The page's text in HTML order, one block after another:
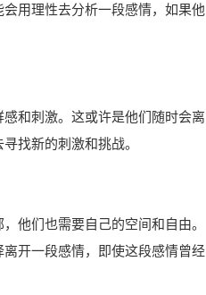
用理性去分析一段感情，如果他
和刺激。这或许是他们随时会离
找新的刺激和挑战。
他们也需要自己的空间和自由。
开一段感情，即使这段感情曾经